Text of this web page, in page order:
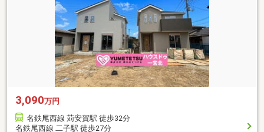
3,090万円
名鉄尾西線 苅安賀駅 徒歩32分
名鉄尾西線 二子駅 徒歩27分